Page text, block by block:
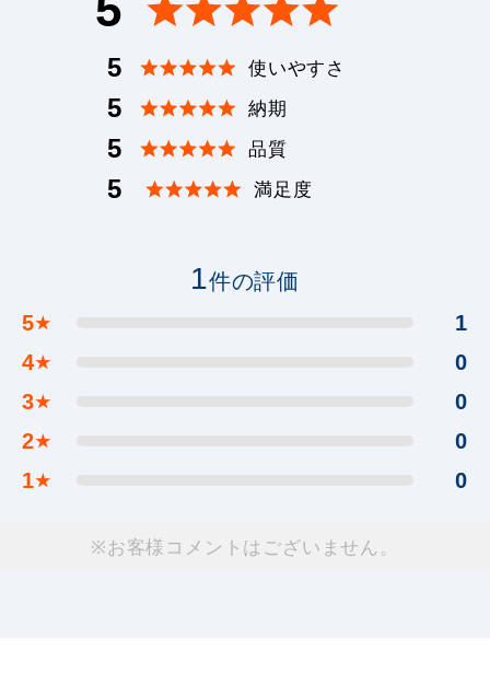
5 使いやすさ
5 納期
5 品質
5 満足度
1件の評価
5★
1
4★
0
3★
0
2★
0
1★ 0
※お客様コメントはございません。